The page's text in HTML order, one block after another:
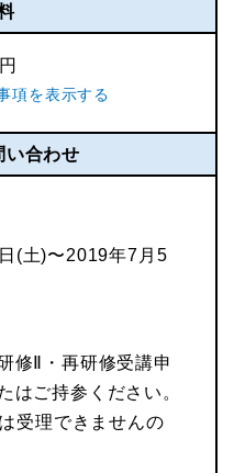
円
い合わせ
(土)〜2019年7月5
修Ⅱ・再研修受講申
はご持参ください。
受理できませんの